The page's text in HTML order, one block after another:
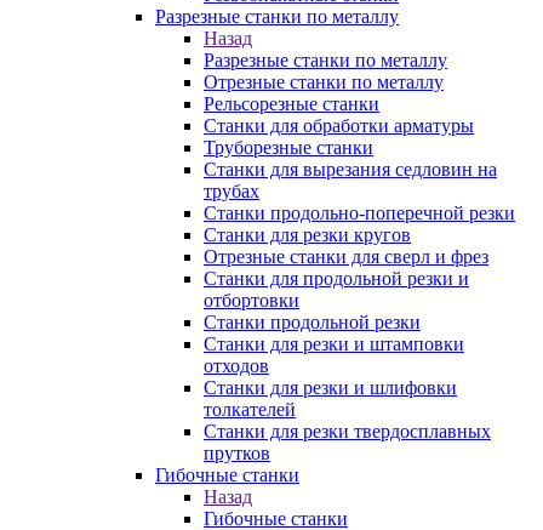
Разрезные станки по металлу
Назад
Разрезные станки по металлу
Отрезные станки по металлу
Рельсорезные станки
Станки для обработки арматуры
Труборезные станки
Станки для вырезания седловин на
трубаx
Станки продольно-поперечной резки
Станки для резки кругов
Отрезные станки для сверл и фрез
Станки для продольной резки и
отбортовки
Станки продольной резки
Станки для резки и штамповки
отходов
Станки для резки и шлифовки
толкателей
Станки для резки твердосплавных
прутков
Гибочные станки
Назад
Гибочные станки